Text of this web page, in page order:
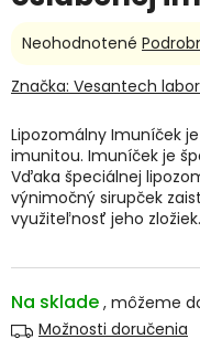
Na sklade
Možnosti doručenia
Lipozomálny Imuníček
imunitou. Imuníček je
Vďaka špeciálnej
výnimočný sirupček
využiteľnosť jeho zložiek.
Priemerné
produktu
0,0
z
5
hviezdičiek.
Neohodnotené
Značka: Vesantech